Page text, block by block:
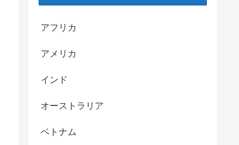
アフリカ
アメリカ
インド
オーストラリア
ベトナム